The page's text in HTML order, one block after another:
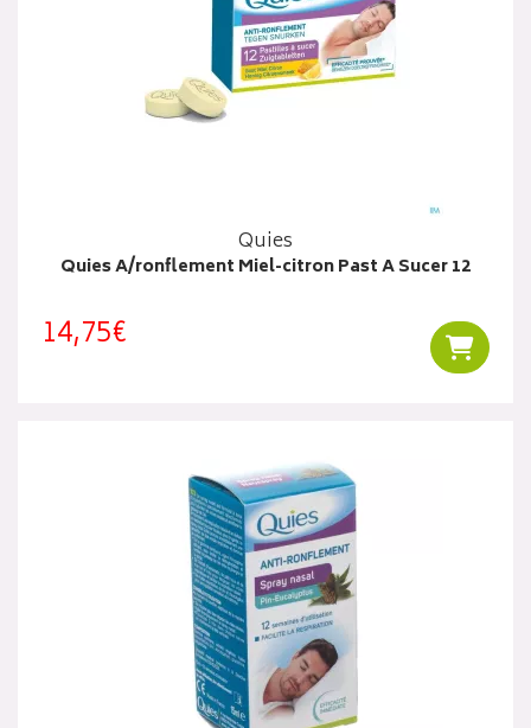
Quies
Quies A/ronflement Miel-citron Past A Sucer 12
14,75€